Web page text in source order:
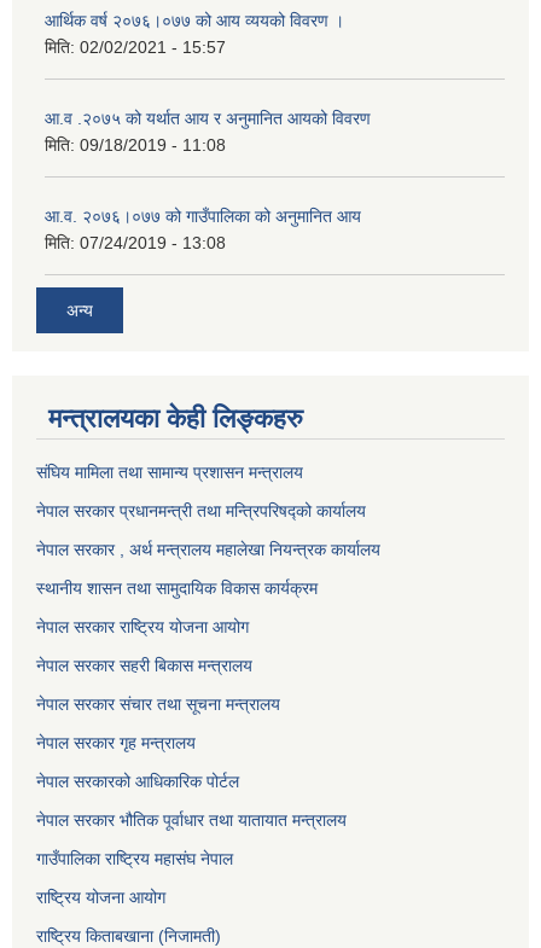
आर्थिक वर्ष २०७६।०७७ को आय व्ययको विवरण ।
मिति: 02/02/2021 - 15:57
आ.व .२०७५ को यर्थात आय र अनुमानित आयको विवरण
मिति: 09/18/2019 - 11:08
आ.व. २०७६।०७७ को गाउँपालिका को अनुमानित आय
मिति: 07/24/2019 - 13:08
अन्य
मन्त्रालयका केही लिङ्कहरु
संघिय मामिला तथा सामान्य प्रशासन मन्त्रालय
नेपाल सरकार प्रधानमन्त्री तथा मन्त्रिपरिषद्को कार्यालय
नेपाल सरकार , अर्थ मन्त्रालय महालेखा नियन्त्रक कार्यालय
स्थानीय शासन तथा सामुदायिक विकास कार्यक्रम
नेपाल सरकार राष्ट्रिय योजना आयोग
नेपाल सरकार सहरी बिकास मन्त्रालय
नेपाल सरकार संचार तथा सूचना मन्त्रालय
नेपाल सरकार गृह मन्त्रालय
नेपाल सरकारको आधिकारिक पोर्टल
नेपाल सरकार भौतिक पूर्वाधार तथा यातायात मन्त्रालय
गाउँपालिका राष्ट्रिय महासंघ नेपाल
राष्ट्रिय योजना आयोग
राष्ट्रिय किताबखाना (निजामती)